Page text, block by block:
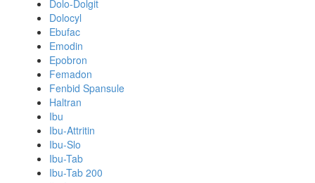
Dolo-Dolgit
Dolocyl
Ebufac
Emodin
Epobron
Femadon
Fenbid Spansule
Haltran
Ibu
Ibu-Attritin
Ibu-Slo
Ibu-Tab
Ibu-Tab 200